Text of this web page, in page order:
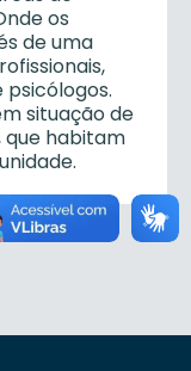
os
de uma
psicólogos.
situação de
que habitam